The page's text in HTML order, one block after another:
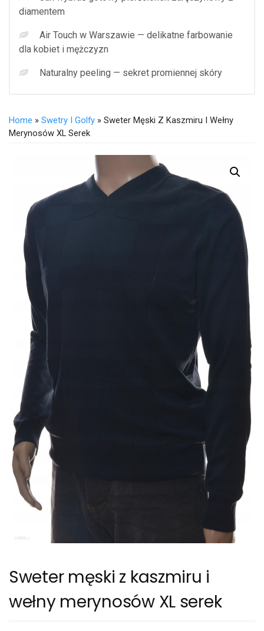
diamentem
Air Touch w Warszawie — delikatne farbowanie
dla kobiet i mężczyzn
Naturalny peeling — sekret promiennej skóry
Home » Swetry I Golfy » Sweter Męski Z Kaszmiru I Wełny
Merynosów XL Serek
Sweter męski z kaszmiru i
wełny merynosów XL serek